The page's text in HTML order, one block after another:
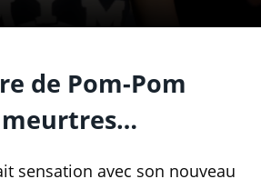
de Pom-Pom
meurtres…
sensation avec son nouveau